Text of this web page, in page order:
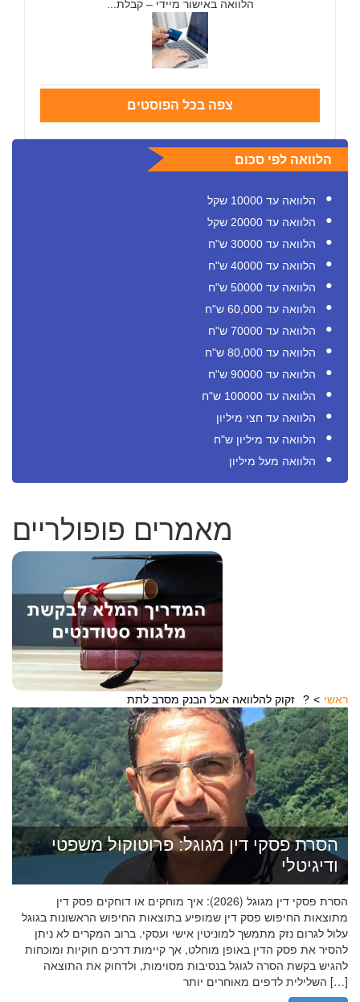
הלוואה באישור מיידי – קבלת...
צפה בכל הפוסטים
הלוואה לפי סכום
הלוואה עד 10000 שקל
הלוואה עד 20000 שקל
הלוואה עד 30000 ש"ח
הלוואה עד 40000 ש"ח
הלוואה עד 50000 ש"ח
הלוואה עד 60,000 ש"ח
הלוואה עד 70000 ש"ח
הלוואה עד 80,000 ש"ח
הלוואה עד 90000 ש"ח
הלוואה עד 100000 ש"ח
הלוואה עד חצי מיליון
הלוואה עד מיליון ש"ח
הלוואה מעל מיליון
מאמרים פופולריים
ראשי זקוק להלוואה אבל הבנק מסרב לתת?
הסרת פסקי דין מגוגל: פרוטוקול משפטי
ודיגיטלי
הסרת פסקי דין מגוגל (2026): איך מוחקים או דוחקים פסק דין
מתוצאות החיפוש פסק דין שמופיע בתוצאות החיפוש הראשונות בגוגל
עלול לגרום נזק מתמשך למוניטין אישי ועסקי. ברוב המקרים לא ניתן
להסיר את פסק הדין באופן מוחלט, אך קיימות דרכים חוקיות ומוכחות
להגיש בקשת הסרה לגוגל בנסיבות מסוימות, ולדחוק את התוצאה
השלילית לדפים מאוחרים יותר […]